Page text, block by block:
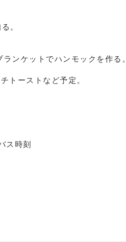
。
ンケットでハンモックを作る。
トーストなど予定。
ス時刻